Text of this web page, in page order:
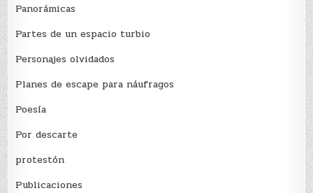
Panorámicas
Partes de un espacio turbio
Personajes olvidados
Planes de escape para náufragos
Poesía
Por descarte
protestón
Publicaciones